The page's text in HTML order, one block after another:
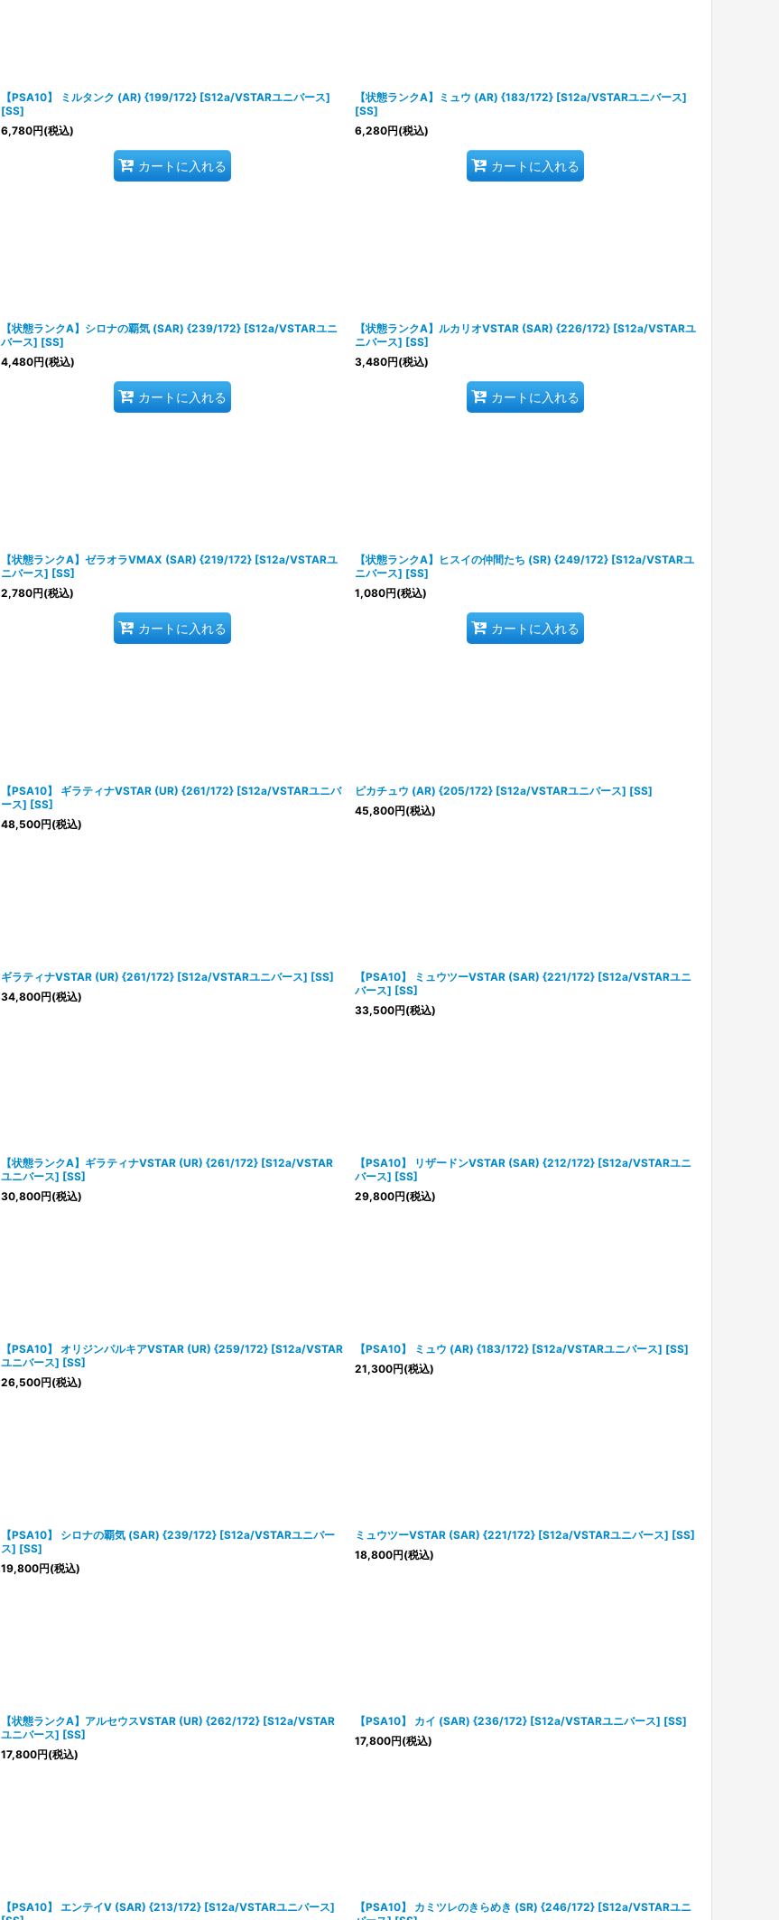
【PSA10】 ミルタンク (AR) {199/172} [S12a/VSTARユニバース]
[SS]
6,780円(税込)
カートに入れる
【状態ランクA】ミュウ (AR) {183/172} [S12a/VSTARユニバース]
[SS]
6,280円(税込)
カートに入れる
【状態ランクA】シロナの覇気 (SAR) {239/172} [S12a/VSTARユニ
バース] [SS]
4,480円(税込)
カートに入れる
【状態ランクA】ルカリオVSTAR (SAR) {226/172} [S12a/VSTARユ
ニバース] [SS]
3,480円(税込)
カートに入れる
【状態ランクA】ゼラオラVMAX (SAR) {219/172} [S12a/VSTARユ
ニバース] [SS]
2,780円(税込)
カートに入れる
【状態ランクA】ヒスイの仲間たち (SR) {249/172} [S12a/VSTARユ
ニバース] [SS]
1,080円(税込)
カートに入れる
【PSA10】 ギラティナVSTAR (UR) {261/172} [S12a/VSTARユニバ
ース] [SS]
48,500円(税込)
ピカチュウ (AR) {205/172} [S12a/VSTARユニバース] [SS]
45,800円(税込)
ギラティナVSTAR (UR) {261/172} [S12a/VSTARユニバース] [SS]
34,800円(税込)
【PSA10】 ミュウツーVSTAR (SAR) {221/172} [S12a/VSTARユニ
バース] [SS]
33,500円(税込)
【状態ランクA】ギラティナVSTAR (UR) {261/172} [S12a/VSTAR
ユニバース] [SS]
30,800円(税込)
【PSA10】 リザードンVSTAR (SAR) {212/172} [S12a/VSTARユニ
バース] [SS]
29,800円(税込)
【PSA10】 オリジンパルキアVSTAR (UR) {259/172} [S12a/VSTAR
ユニバース] [SS]
26,500円(税込)
【PSA10】 ミュウ (AR) {183/172} [S12a/VSTARユニバース] [SS]
21,300円(税込)
【PSA10】 シロナの覇気 (SAR) {239/172} [S12a/VSTARユニバー
ス] [SS]
19,800円(税込)
ミュウツーVSTAR (SAR) {221/172} [S12a/VSTARユニバース] [SS]
18,800円(税込)
【状態ランクA】アルセウスVSTAR (UR) {262/172} [S12a/VSTAR
ユニバース] [SS]
17,800円(税込)
【PSA10】 カイ (SAR) {236/172} [S12a/VSTARユニバース] [SS]
17,800円(税込)
【PSA10】 エンテイV (SAR) {213/172} [S12a/VSTARユニバース]
【PSA10】 カミツレのきらめき (SR) {246/172} [S12a/VSTARユニ